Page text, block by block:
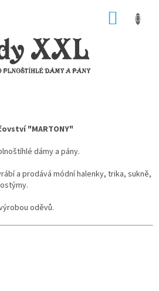
"MARTONY"
dámy a pány.
a prodává módní halenky, trika, sukně,
oděvů.